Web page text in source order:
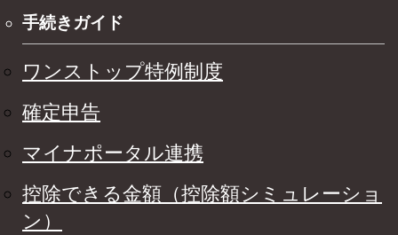
手続きガイド
ワンストップ特例制度
確定申告
マイナポータル連携
控除できる金額（控除額シミュレーショ
ン）